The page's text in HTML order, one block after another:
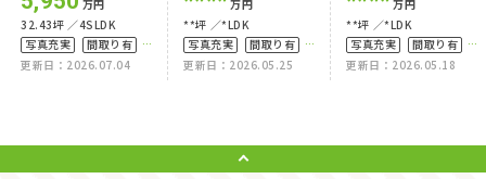
万円
32.43坪
4SLDK
写真充実
間取り有
築10年以内
更新日：2026.07.04
万円
**坪
*LDK
写真充実
間取り有
築10年以内
更新日：2026.05.25
万円
**坪
*LDK
写真充実
間取り有
駐車場2台可
更新日：2026.05.18